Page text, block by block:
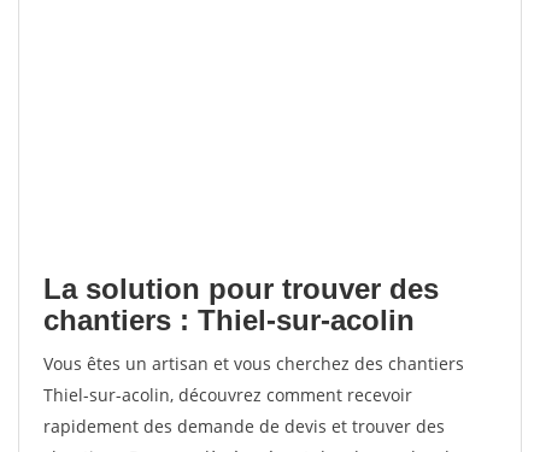
La solution pour trouver des
chantiers : Thiel-sur-acolin
Vous êtes un artisan et vous cherchez des chantiers
Thiel-sur-acolin, découvrez comment recevoir
rapidement des demande de devis et trouver des